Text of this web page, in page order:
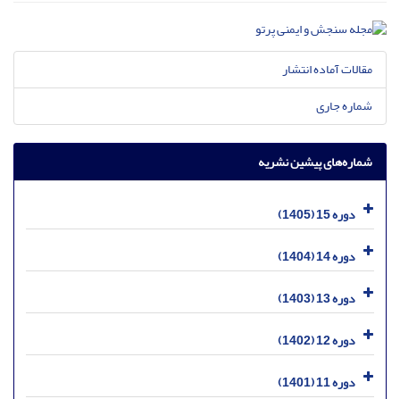
مقالات آماده انتشار
شماره جاری
شماره‌های پیشین نشریه
دوره 15 (1405)
دوره 14 (1404)
دوره 13 (1403)
دوره 12 (1402)
دوره 11 (1401)